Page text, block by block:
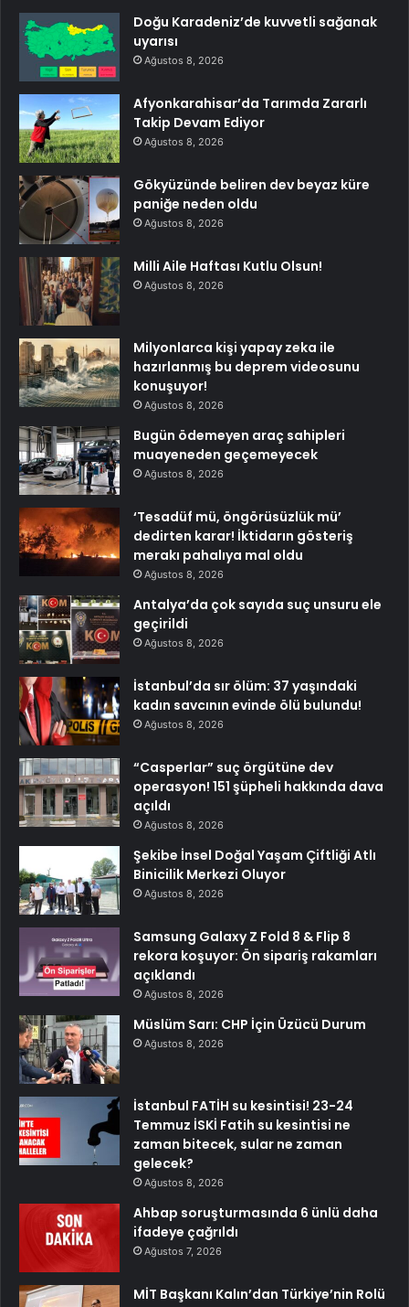
Doğu Karadeniz’de kuvvetli sağanak
uyarısı
Ağustos 8, 2026
Afyonkarahisar’da Tarımda Zararlı
Takip Devam Ediyor
Ağustos 8, 2026
Gökyüzünde beliren dev beyaz küre
paniğe neden oldu
Ağustos 8, 2026
Milli Aile Haftası Kutlu Olsun!
Ağustos 8, 2026
Milyonlarca kişi yapay zeka ile
hazırlanmış bu deprem videosunu
konuşuyor!
Ağustos 8, 2026
Bugün ödemeyen araç sahipleri
muayeneden geçemeyecek
Ağustos 8, 2026
‘Tesadüf mü, öngörüsüzlük mü’
dedirten karar! İktidarın gösteriş
merakı pahalıya mal oldu
Ağustos 8, 2026
Antalya’da çok sayıda suç unsuru ele
geçirildi
Ağustos 8, 2026
İstanbul’da sır ölüm: 37 yaşındaki
kadın savcının evinde ölü bulundu!
Ağustos 8, 2026
“Casperlar” suç örgütüne dev
operasyon! 151 şüpheli hakkında dava
açıldı
Ağustos 8, 2026
Şekibe İnsel Doğal Yaşam Çiftliği Atlı
Binicilik Merkezi Oluyor
Ağustos 8, 2026
Samsung Galaxy Z Fold 8 & Flip 8
rekora koşuyor: Ön sipariş rakamları
açıklandı
Ağustos 8, 2026
Müslüm Sarı: CHP İçin Üzücü Durum
Ağustos 8, 2026
İstanbul FATİH su kesintisi! 23-24
Temmuz İSKİ Fatih su kesintisi ne
zaman bitecek, sular ne zaman
gelecek?
Ağustos 8, 2026
Ahbap soruşturmasında 6 ünlü daha
ifadeye çağrıldı
Ağustos 7, 2026
MİT Başkanı Kalın’dan Türkiye’nin Rolü